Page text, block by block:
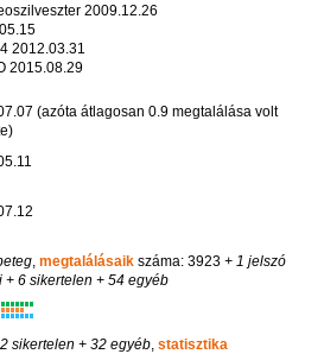
2009.12.26
2012.03.31
2015.08.29
(azóta átlagosan 0.9 megtalálása volt
,megtalálásaik száma: 3923 + 1 jelszó
+ 6 sikertelen + 54 egyéb
sikertelen + 32 egyéb ,statisztika